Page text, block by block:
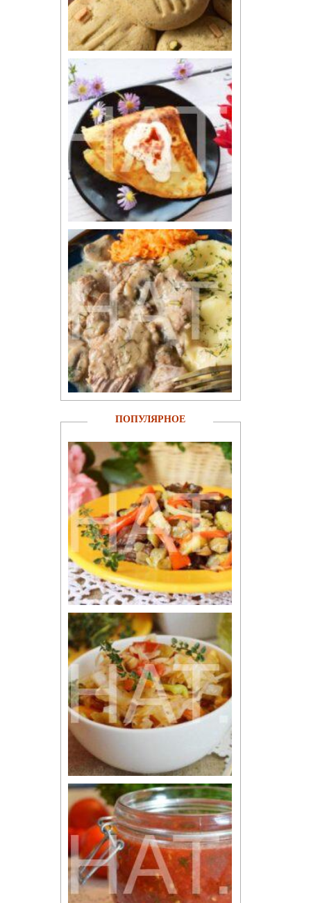
ПОПУЛЯРНОЕ